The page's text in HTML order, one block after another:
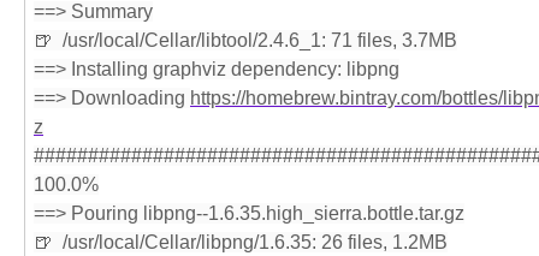
==> Summary
🍺  /usr/local/Cellar/libtool/2.4.6_1: 71 files, 3.7MB
==> Installing graphviz dependency: libpng
==> Downloading https://homebrew.bintray.com/bottles/
z
100.0%
==> Pouring libpng--1.6.35.high_sierra.bottle.tar.gz
🍺  /usr/local/Cellar/libpng/1.6.35: 26 files, 1.2MB